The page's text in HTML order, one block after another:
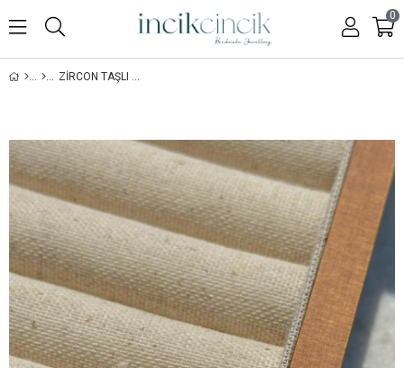
0
ZIRCON TAŞLI PIERCING - 925 AYAR GÜMÜŞ